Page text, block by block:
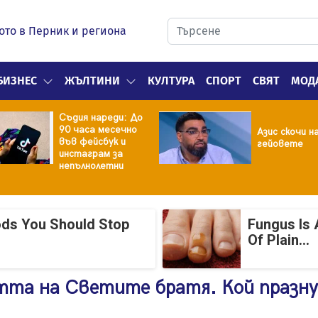
в Перник и региона
ЖЪЛТИНИ КУЛТУРА СПОРТ СВЯТ
Съдия нареди: До
90 часа месечно
във фейсбук и
инстаграм за
непълнолетни
Азис скочи
гейовете
You Should Stop
Fungus Is
Of Plain...
на Светите братя. Кой